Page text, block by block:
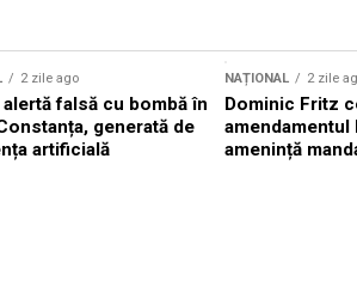
2 zile ago
falsă cu bombă în
generată de
artificială
NAȚIONAL 2 zile
Dominic Fritz
amendamentul
amenință